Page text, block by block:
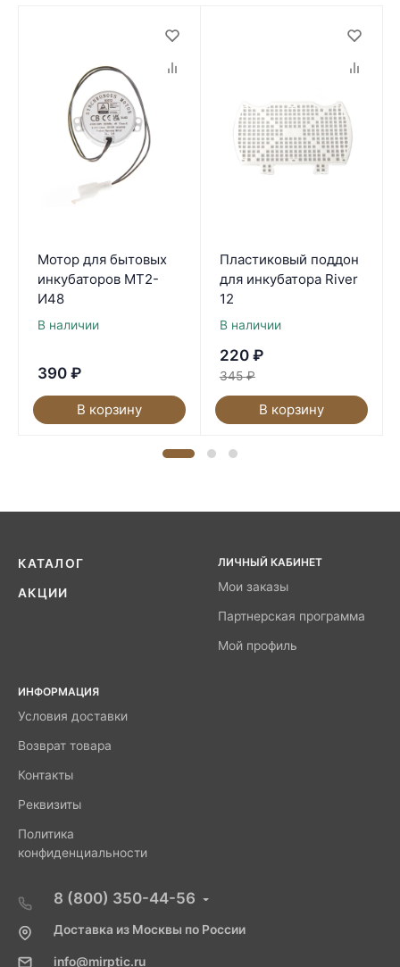
Мотор для бытовых
инкубаторов МТ2-
И48
В наличии
390 ₽
В корзину
Пластиковый поддон
для инкубатора River
12
В наличии
220 ₽
345 ₽
В корзину
КАТАЛОГ
АКЦИИ
ЛИЧНЫЙ КАБИНЕТ
Мои заказы
Партнерская программа
Мой профиль
ИНФОРМАЦИЯ
Условия доставки
Возврат товара
Контакты
Реквизиты
Политика
конфиденциальности
8 (800) 350-44-56
Доставка из Москвы по России
info@mirptic.ru